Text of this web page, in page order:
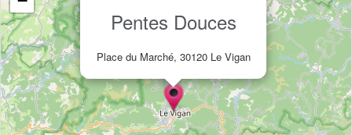
Pentes Douces
Place du Marché, 30120 Le Vigan